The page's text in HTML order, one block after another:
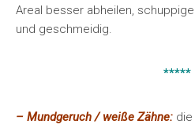
Areal besser abheilen,
und geschmeidig.
*****
– Mundgeruch / weiße Zähne: die